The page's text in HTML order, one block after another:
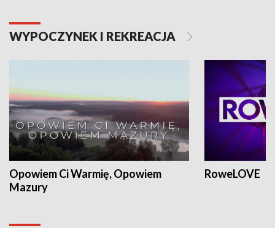
WYPOCZYNEK I REKREACJA
Opowiem Ci Warmię, Opowiem
Mazury
RoweLOVE